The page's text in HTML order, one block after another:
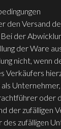
den Versand
der
der Ware
nicht, wenn
Verkäufers
oder
der
des zufälligen